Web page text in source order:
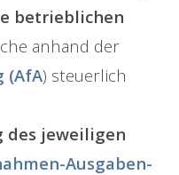
betrieblichen
anhand der
(AfA) steuerlich
jeweiligen
Ausgaben-